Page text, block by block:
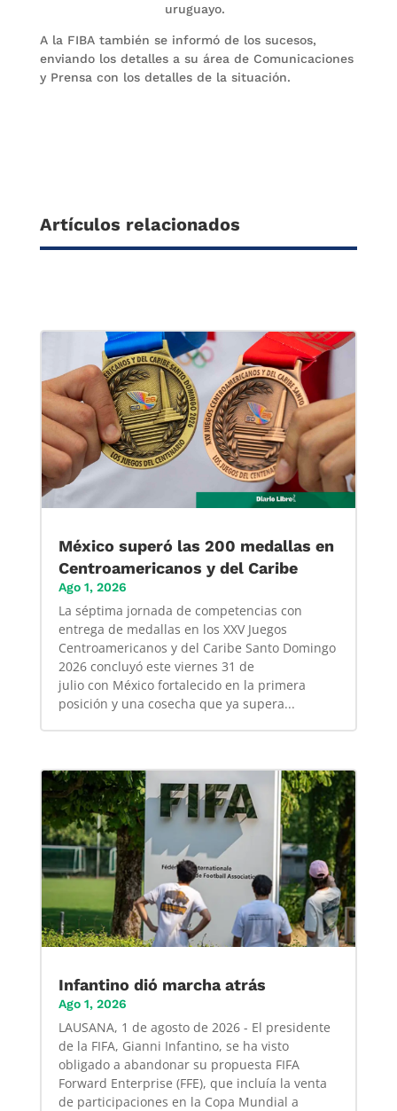
uruguayo.
A la FIBA también se informó de los sucesos,
enviando los detalles a su área de Comunicaciones
y Prensa con los detalles de la situación.
Artículos relacionados
México superó las 200 medallas en
Centroamericanos y del Caribe
Ago 1, 2026
La séptima jornada de competencias con
entrega de medallas en los XXV Juegos
Centroamericanos y del Caribe Santo Domingo
2026 concluyó este viernes 31 de
julio con México fortalecido en la primera
posición y una cosecha que ya supera...
Infantino dió marcha atrás
Ago 1, 2026
LAUSANA, 1 de agosto de 2026 - El presidente
de la FIFA, Gianni Infantino, se ha visto
obligado a abandonar su propuesta FIFA
Forward Enterprise (FFE), que incluía la venta
de participaciones en la Copa Mundial a